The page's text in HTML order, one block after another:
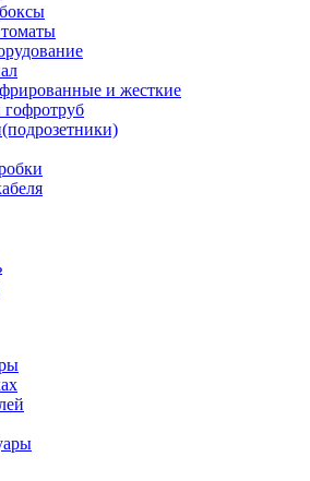
и жесткие
гофротруб